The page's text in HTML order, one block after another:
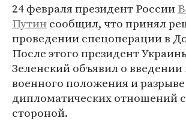
24 февраля президент России
Путин сообщил, что принял
проведении спецоперации в
После этого президент
Зеленский объявил о введении
военного положения и разрыве
дипломатических отношений
стороной.